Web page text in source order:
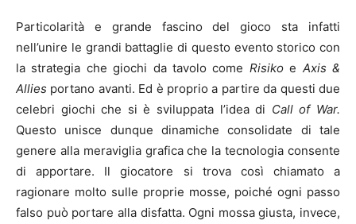
Particolarità e grande fascino del gioco sta infatti
nell’unire le grandi battaglie di questo evento storico con
la strategia che giochi da tavolo come Risikoe Axis &
Allies portano avanti. Ed è proprio a partire da questi due
celebri giochi che si è sviluppata l’idea di Call of War.
Questo unisce dunque dinamiche consolidate di tale
genere alla meraviglia grafica che la tecnologia consente
di apportare. Il giocatore si trova così chiamato a
ragionare molto sulle proprie mosse, poiché ogni passo
falso può portare alla disfatta. Ogni mossa giusta, invece,